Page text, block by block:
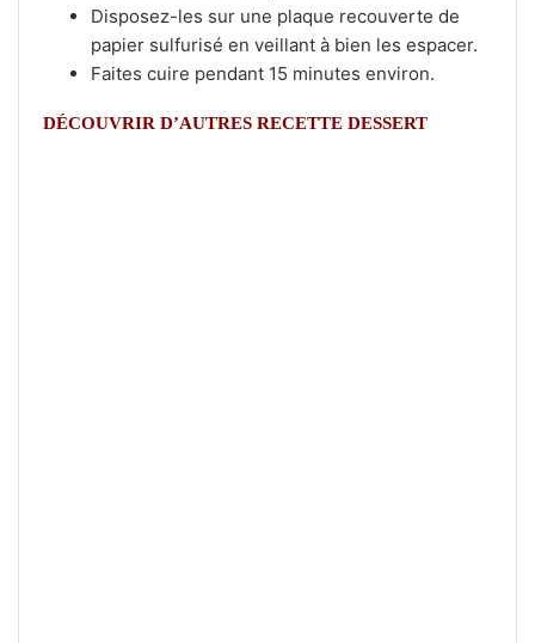
Disposez-les sur une plaque recouverte de
papier sulfurisé en veillant à bien les espacer.
Faites cuire pendant 15 minutes environ.
DÉCOUVRIR D’AUTRES RECETTE DESSERT